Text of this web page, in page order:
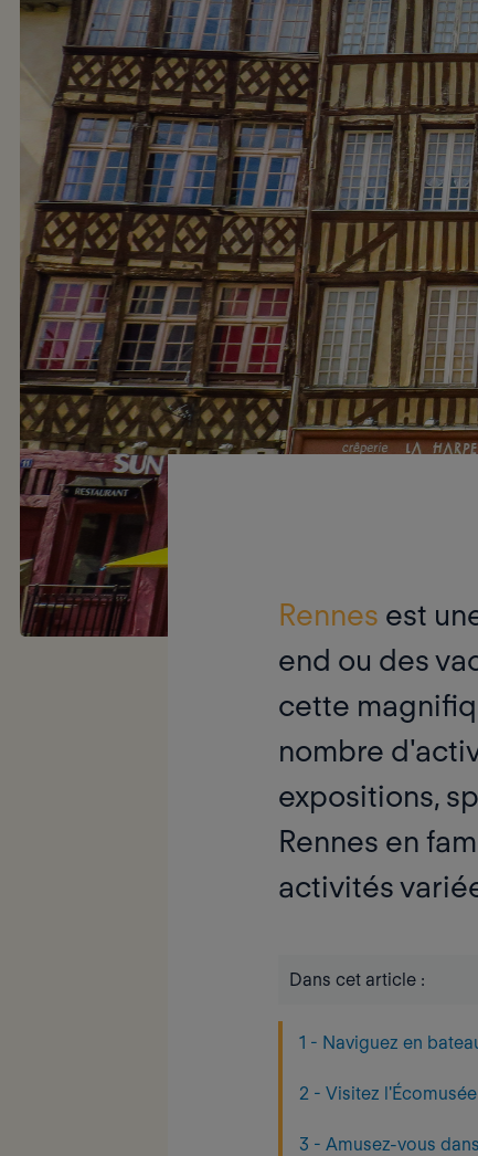
Rennes est
end ou des
cette
nombre
expositions,
Rennes en
activités
Dans cet article :
1 - Naviguez en
2 - Visitez
3 - Amusez-vous